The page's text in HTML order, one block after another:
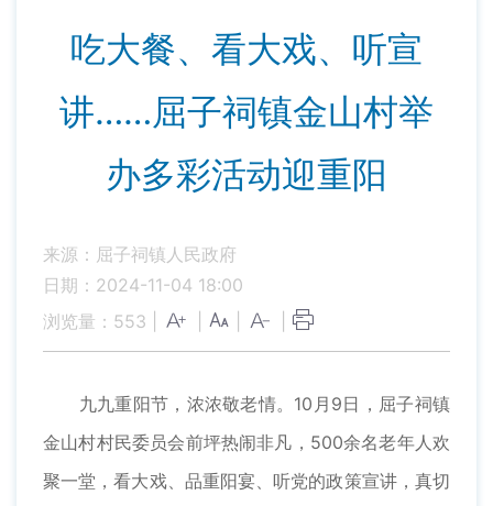
吃大餐、看大戏、听宣
讲……屈子祠镇金山村举
办多彩活动迎重阳
来源：屈子祠镇人民政府
日期：2024-11-04 18:00
浏览量： 553
九九重阳节，浓浓敬老情。10月9日，屈子祠镇
金山村村民委员会前坪热闹非凡，500余名老年人欢
聚一堂，看大戏、品重阳宴、听党的政策宣讲，真切